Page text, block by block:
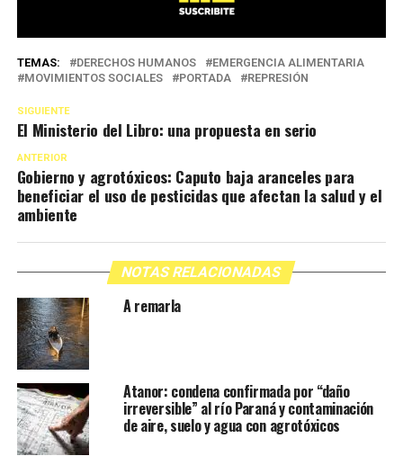
TEMAS: DERECHOS HUMANOS
EMERGENCIA ALIMENTARIA
MOVIMIENTOS SOCIALES
PORTADA REPRESIÓN
SIGUIENTE
El Ministerio del Libro: una propuesta en serio
ANTERIOR
Gobierno y agrotóxicos: Caputo baja aranceles para
beneficiar el uso de pesticidas que afectan la salud y el
ambiente
NOTAS RELACIONADAS
A remarla
Atanor: condena confirmada por “daño
irreversible” al río Paraná y contaminación
de aire, suelo y agua con agrotóxicos